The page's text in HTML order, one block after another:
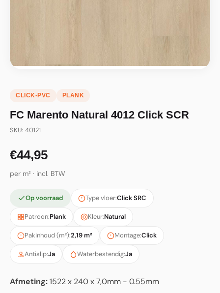
CLICK-PVC PLANK
FC Marento Natural 4012 Click SCR
SKU: 40121
€44,95
per m² · incl. BTW
Op voorraad Type vloer:Click SRC
Patroon:Plank Kleur:Natural
Pakinhoud (m²):2,19 m² Montage:Click
Antislip:Ja Waterbestendig:Ja
Afmeting:1522 x 240 x 7,0mm - 0.55mm